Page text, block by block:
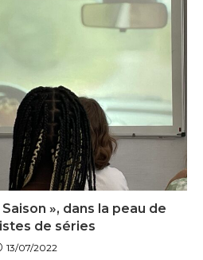
», dans la peau de
de séries
13/07/2022